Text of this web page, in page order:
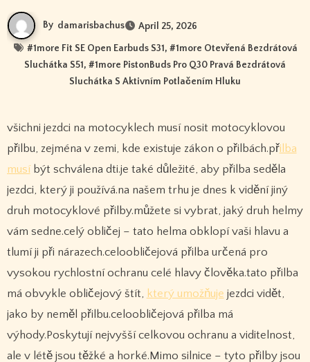
By damarisbachus April 25, 2026
#1more Fit SE Open Earbuds S31, #1more Otevřená Bezdrátová
Sluchátka S51, #1more PistonBuds Pro Q30 Pravá Bezdrátová
Sluchátka S Aktivním Potlačením Hluku
všichni jezdci na motocyklech musí nosit motocyklovou
přilbu, zejména v zemi, kde existuje zákon o přilbách.přilba
musíbýt schválena dti.je také důležité, aby přilba seděla
jezdci, který ji používá.na našem trhu je dnes k vidění jiný
druh motocyklové přilby.můžete si vybrat, jaký druh helmy
vám sedne.celý obličej – tato helma obklopí vaši hlavu a
tlumí ji při nárazech.celoobličejová přilba určená pro
vysokou rychlostní ochranu celé hlavy člověka.tato přilba
má obvykle obličejový štít, který umožňuje jezdci vidět,
jako by neměl přilbu.celoobličejová přilba má
výhody.Poskytují nejvyšší celkovou ochranu a viditelnost,
ale v létě jsou těžké a horké.Mimo silnice – tyto přilby jsou